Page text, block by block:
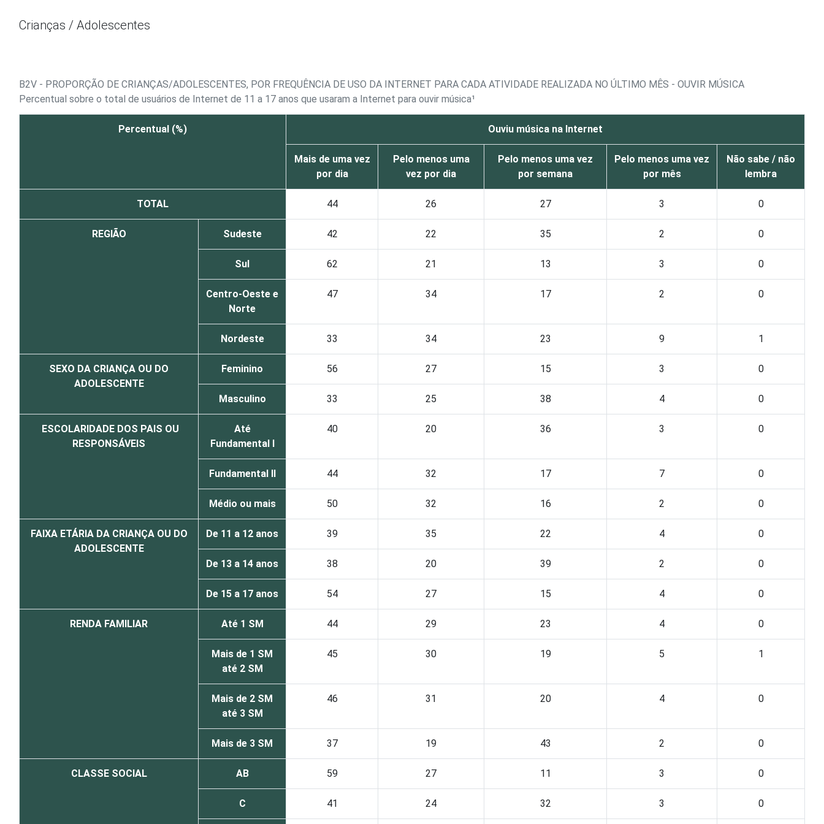
Crianças / Adolescentes
B2V - PROPORÇÃO DE CRIANÇAS/ADOLESCENTES, POR FREQUÊNCIA DE USO DA INTERNET PARA CADA ATIVIDADE REALIZADA NO ÚLTIMO MÊS - OUVIR MÚSICA
Percentual sobre o total de usuários de Internet de 11 a 17 anos que usaram a Internet para ouvir música¹
Percentual (%) Ouviu música na Internet
Mais de uma vez
por dia
Pelo menos uma
vez por dia
Pelo menos uma vez
por semana
Pelo menos uma vez
por mês
Não sabe / não
lembra
TOTAL 44 26 27 3 0
REGIÃO Sudeste 42 22 35 2 0
Sul 62 21 13 3 0
Centro-Oeste e
Norte
47 34 17 2 0
Nordeste 33 34 23 9 1
SEXO DA CRIANÇA OU DO
ADOLESCENTE
Feminino 56 27 15 3 0
Masculino 33 25 38 4 0
ESCOLARIDADE DOS PAIS OU
RESPONSÁVEIS
Até
Fundamental I
40 20 36 3 0
Fundamental II 44 32 17 7 0
Médio ou mais 50 32 16 2 0
FAIXA ETÁRIA DA CRIANÇA OU DO
ADOLESCENTE
De 11 a 12 anos 39 35 22 4 0
De 13 a 14 anos 38 20 39 2 0
De 15 a 17 anos 54 27 15 4 0
RENDA FAMILIAR Até 1 SM 44 29 23 4 0
Mais de 1 SM
até 2 SM
45 30 19 5 1
Mais de 2 SM
até 3 SM
46 31 20 4 0
Mais de 3 SM 37 19 43 2 0
CLASSE SOCIAL AB 59 27 11 3 0
C 41 24 32 3 0